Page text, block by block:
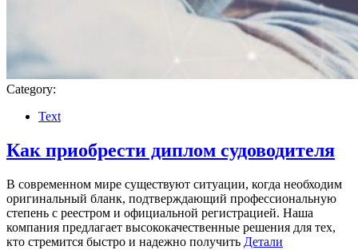
Category:
Text
Как приобрести диплом судоводителя
В современном мире существуют ситуации, когда необходим
оригинальный бланк, подтверждающий профессиональную
степень с реестром и официальной регистрацией. Наша
компания предлагает высококачественные решения для тех,
кто стремится быстро и надежно получить Детали